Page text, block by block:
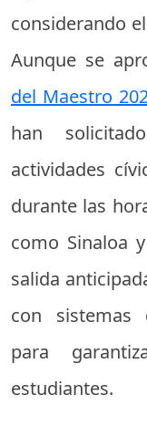
considerando
Aunque se
del Maestro
han
actividades
durante las
como Sinaloa
salida
con sistemas
para
estudiantes.